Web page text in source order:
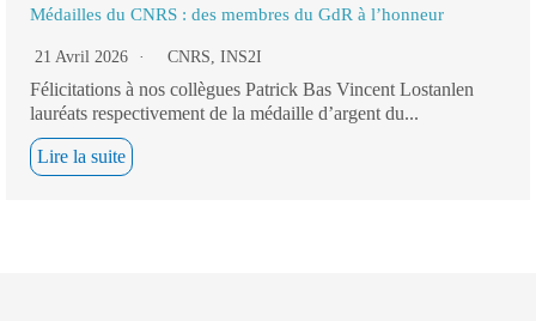
Médailles du CNRS : des membres du GdR à l’honneur
21 Avril 2026 CNRS INS2I
Félicitations à nos collègues Patrick Bas Vincent Lostanlen
lauréats respectivement de la médaille d’argent du...
Lire la suite